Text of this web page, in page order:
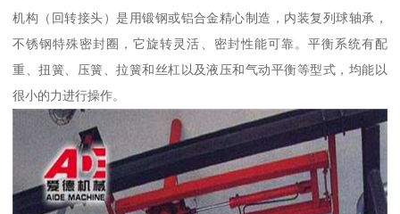
机构（回转接头）是用锻钢或铝合金精心制造，内装复列球轴承，
不锈钢特殊密封圈，它旋转灵活、密封性能可靠。平衡系统有配
重、扭簧、压簧、拉簧和丝杠以及液压和气动平衡等型式，均能以
很小的力进行操作。